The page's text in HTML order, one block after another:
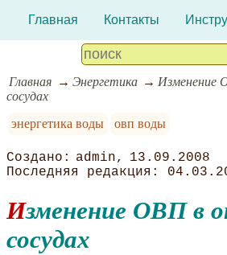
Главная Контакты
Главная Энергетика
Изменение
сосудах
энергетика воды
овп воды
admin
13.09.2008
Изменение ОВП в открытых
сосудах